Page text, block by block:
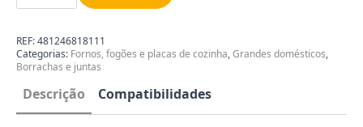
da
do
Forno
Whirlpool
481246818111
REF:481246818111
Categorias: Fornos, fogões e placas de cozinha,Grandes domésticos,
Borrachas e juntas
Descrição Compatibilidades